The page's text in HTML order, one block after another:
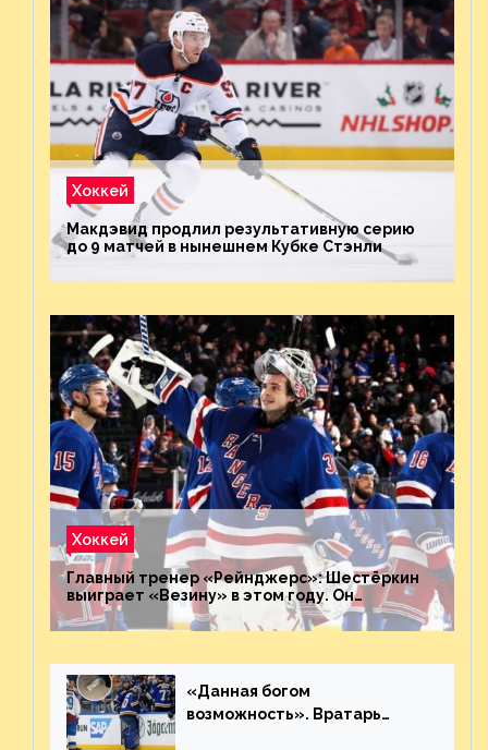
Хоккей
Макдэвид продлил результативную серию
до 9 матчей в нынешнем Кубке Стэнли
Хоккей
Главный тренер «Рейнджерс»: Шестёркин
выиграет «Везину» в этом году. Он
невероятен
«Данная богом
возможность». Вратарь